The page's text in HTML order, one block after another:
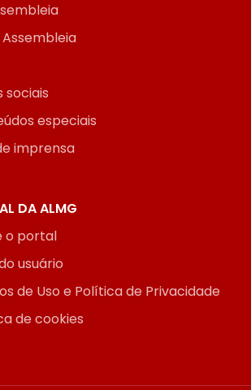
Assembleia
sociais
especiais
imprensa
DA ALMG
o portal
usuário
de Uso e Política de Privacidade
de cookies